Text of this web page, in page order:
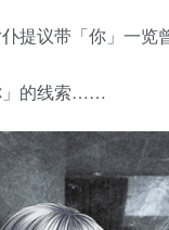
提议带「你」一览
」的线索……